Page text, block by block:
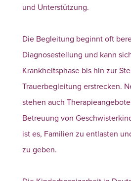
und Unterstützung.
Die Begleitung beginnt oft
Diagnosestellung und kann
Krankheitsphase bis hin zur
Trauerbegleitung erstrecken.
stehen auch
Betreuung von
ist es, Familien zu entlasten
zu geben.